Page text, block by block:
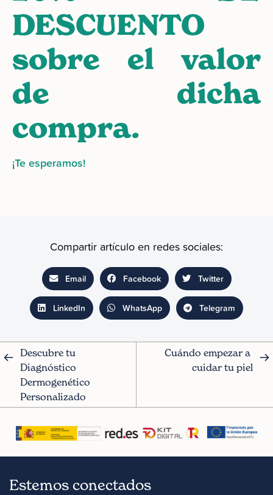
DESCUENTO
sobre el valor
de dicha
compra.
¡Te esperamos!
Compartir artículo en redes sociales:
Email Facebook Twitter
LinkedIn WhatsApp Telegram
Descubre tu
Diagnóstico
Dermogenético
Personalizado
Cuándo empezar a
cuidar tu piel
Estemos conectados